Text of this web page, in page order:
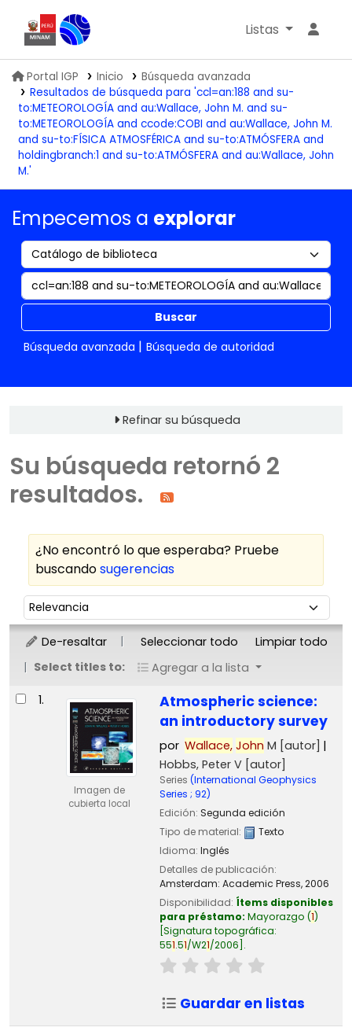
Biblioteca IGP
Listas
Portal IGP Inicio
Búsqueda avanzada
Resultados de búsqueda para 'ccl=an:188 and su-
to:METEOROLOGÍA and au:Wallace, John M. and su-
to:METEOROLOGÍA and ccode:COBI and au:Wallace, John M.
and su-to:FÍSICA ATMOSFÉRICA and su-to:ATMÓSFERA and
holdingbranch:1 and su-to:ATMÓSFERA and au:Wallace, John
M.'
Empecemos a explorar
Buscar
Búsqueda avanzada
Búsqueda de autoridad
Refinar su búsqueda
Su búsqueda retornó 2
resultados.
¿No encontró lo que esperaba? Pruebe
buscandosugerencias
Ordenar
Ordenar por:
De-resaltar Seleccionar todo
Limpiar todo
Select titles to:
Agregar a la lista
Resultados
1.
Imagen de
cubierta local
Atmospheric science:
an introductory survey
por Wallace, John M [autor]
Hobbs, Peter V[autor]
Series (International Geophysics
Series ; 92)
Edición: Segunda edición
Tipo de material:
Texto
Idioma: Inglés
Detalles de publicación:
Amsterdam: Academic Press,2006
Disponibilidad: Ítems disponibles
para préstamo: Mayorazgo (1)
Signatura topográfica:
551.51/W21/2006 .
Guardar en listas